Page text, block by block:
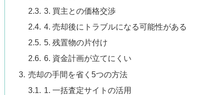
3. 買主との価格交渉
4. 売却後にトラブルになる可能性がある
5. 残置物の片付け
6. 資金計画が立てにくい
売却の手間を省く5つの方法
1. 一括査定サイトの活用